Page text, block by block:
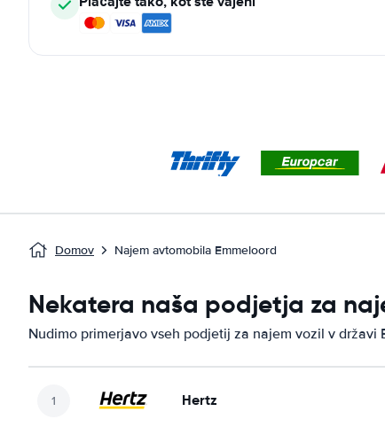
Domov Najem avtomobila Emmeloord
Nekatera naša podjetja za
Nudimo primerjavo vseh podjetij za najem vozil v državi
Hertz